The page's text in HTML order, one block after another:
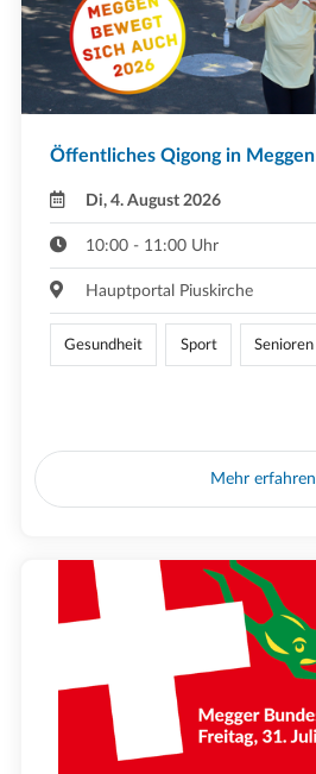
Öffentliches Qigong in Meggen
Di, 4. August 2026
10:00 - 11:00 Uhr
Hauptportal Piuskirche
Gesundheit Sport Senioren
Mehr erfahren